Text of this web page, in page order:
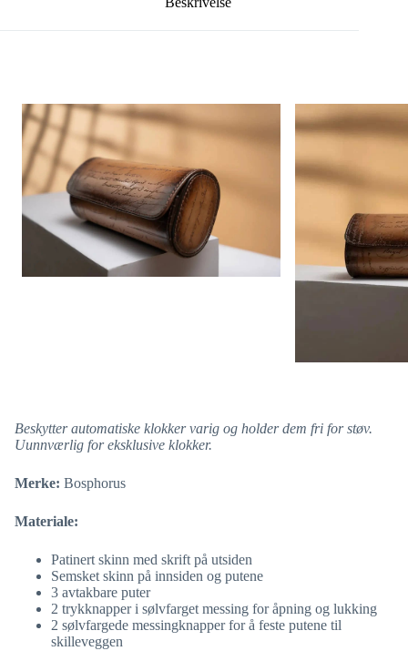
Beskytter automatiske klokker varig og holder dem fri for støv.
Uunnværlig for eksklusive klokker.
Merke: Bosphorus
Materiale:
Patinert skinn med skrift på utsiden
Semsket skinn på innsiden og putene
3 avtakbare puter
2 trykknapper i sølvfarget messing for åpning og lukking
2 sølvfargede messingknapper for å feste putene til
skilleveggen